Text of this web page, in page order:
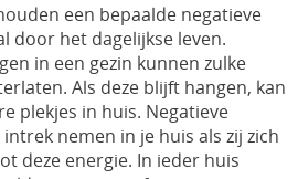
een bepaalde negatieve
door het dagelijkse leven.
in een gezin kunnen zulke
Als deze blijft hangen, kan
plekjes in huis. Negatieve
nemen in je huis als zij zich
deze energie. In ieder huis